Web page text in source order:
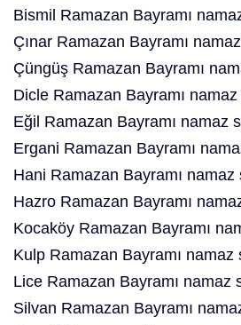
Bismil Ramazan Bayramı
Çınar Ramazan Bayramı
Çüngüş Ramazan Bayramı
Dicle Ramazan Bayramı
Eğil Ramazan Bayramı namaz
Ergani Ramazan Bayramı
Hani Ramazan Bayramı namaz
Hazro Ramazan Bayramı
Kocaköy Ramazan Bayramı
Kulp Ramazan Bayramı namaz
Lice Ramazan Bayramı namaz
Silvan Ramazan Bayramı